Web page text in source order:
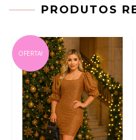
PRODUTOS
OFERTA!